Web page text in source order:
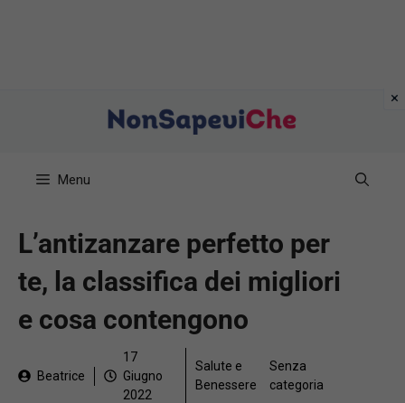
Menu
L’antizanzare perfetto per
te, la classifica dei migliori
e cosa contengono
Beatrice
17
Giugno
2022
Salute e
Benessere
Senza
categoria